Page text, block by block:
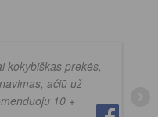
kokybiškas prekės,
ačiū už
10 +